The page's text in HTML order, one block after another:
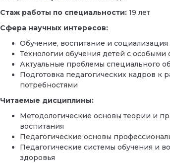
Стаж работы по специальности: 19 лет
Сфера научных интересов:
Обучение, воспитание и
Технологии обучения детей с
Актуальные проблемы специального
Подготовка педагогических кадров к
потребностями
Читаемые дисциплины:
Методологические основы теории и
воспитания
Педагогические основы
Педагогические системы обучения и
здоровья